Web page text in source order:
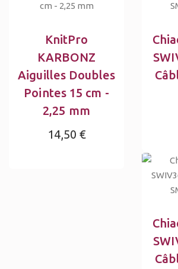
KnitPro
KARBONZ
Aiguilles Doubles
Pointes 15 cm -
2,25 mm
14,50 €